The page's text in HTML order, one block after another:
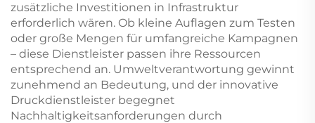
zusätzliche Investitionen in Infrastruktur
erforderlich wären. Ob kleine Auflagen zum Testen
oder große Mengen für umfangreiche Kampagnen
– diese Dienstleister passen ihre Ressourcen
entsprechend an. Umweltverantwortung gewinnt
zunehmend an Bedeutung, und der innovative
Druckdienstleister begegnet
Nachhaltigkeitsanforderungen durch